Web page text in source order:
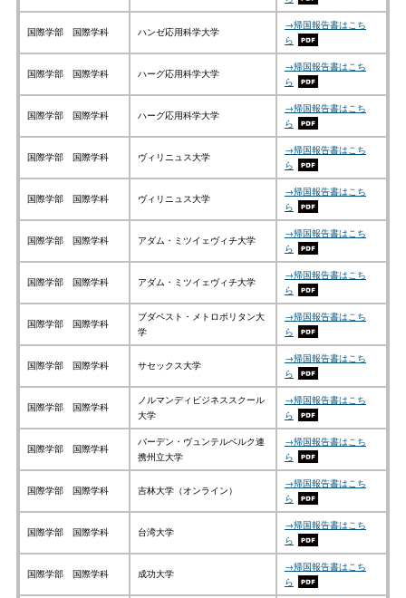
国際学部 国際学科 ハンゼ応用科学大学
→帰国報告書はこち
ら
国際学部 国際学科 ハーグ応用科学大学
→帰国報告書はこち
ら
国際学部 国際学科 ハーグ応用科学大学
→帰国報告書はこち
ら
国際学部 国際学科 ヴィリニュス大学
→帰国報告書はこち
ら
国際学部 国際学科 ヴィリニュス大学
→帰国報告書はこち
ら
国際学部 国際学科 アダム・ミツイェヴィチ大学
→帰国報告書はこち
ら
国際学部 国際学科 アダム・ミツイェヴィチ大学
→帰国報告書はこち
ら
国際学部 国際学科
ブダペスト・メトロポリタン大
学
→帰国報告書はこち
ら
国際学部 国際学科 サセックス大学
→帰国報告書はこち
ら
国際学部 国際学科
ノルマンディビジネススクール
大学
→帰国報告書はこち
ら
国際学部 国際学科
バーデン・ヴュンテルベルク連
携州立大学
→帰国報告書はこち
ら
国際学部 国際学科 吉林大学（オンライン）
→帰国報告書はこち
ら
国際学部 国際学科 台湾大学
→帰国報告書はこち
ら
国際学部 国際学科 成功大学
→帰国報告書はこち
ら